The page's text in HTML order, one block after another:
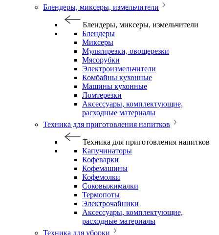
Блендеры, миксеры, измельчители
Блендеры, миксеры, измельчители
Блендеры
Миксеры
Мультирезки, овощерезки
Мясорубки
Электроизмельчители
Комбайны кухонные
Машины кухонные
Ломтерезки
Аксессуары, комплектующие,
расходные материалы
Техника для приготовления напитков
Техника для приготовления напитков
Капучинаторы
Кофеварки
Кофемашины
Кофемолки
Соковыжималки
Термопоты
Электрочайники
Аксессуары, комплектующие,
расходные материалы
Техника для уборки